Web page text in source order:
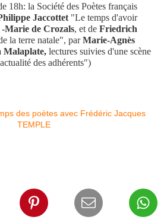
18h: la Société des Poètes français
Jaccottet "Le temps d'avoir
-Marie de Crozals, et de Friedrich
la terre natale", parMarie-Agnès
Malaplate, lectures suivies d'une scène
des adhérents")